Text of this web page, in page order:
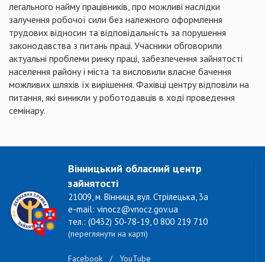
легального найму працівників, про можливі наслідки
залучення робочої сили без належного оформлення
трудових відносин та відповідальність за порушення
законодавства з питань праці. Учасники обговорили
актуальні проблеми ринку праці, забезпечення зайнятості
населення району і міста та висловили власне бачення
можливих шляхів їх вирішення. Фахівці центру відповіли на
питання, які виникли у роботодавців в ході проведення
семінару.
Вінницький обласний центр
зайнятості
21009, м. Вінниця, вул. Стрілецька, 3а
e-mail: vinocz@vnocz.gov.ua
тел.: (0432) 50-78-19, 0 800 219 710
(переглянути на карті)
Facebook / YouTube